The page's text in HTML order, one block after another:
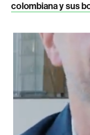
colombiana y sus